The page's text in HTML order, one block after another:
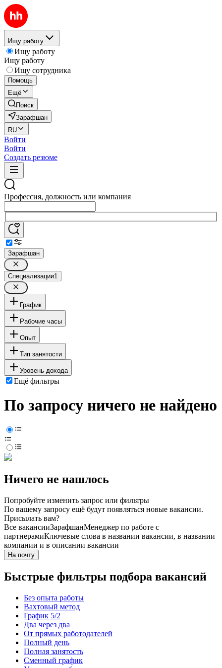
Ищу работу
Ищу работу
Ищу работу
Ищу сотрудника
Помощь
Ещё
Поиск
Зарафшан
RU
Войти
Войти
Создать резюме
Профессия, должность или компания
Зарафшан
Специализации1
График
Рабочие часы
Опыт
Тип занятости
Уровень дохода
Ещё фильтры
По запросу ничего не найдено
Ничего не нашлось
Попробуйте изменить запрос или фильтры
По вашему запросу ещё будут появляться новые вакансии.
Присылать вам?
Все вакансииЗарафшанМенеджер по работе с
партнерамиКлючевые слова в названии вакансии, в названии
компании и в описании вакансии
На почту
Быстрые фильтры подбора вакансий
Без опыта работы
Вахтовый метод
График 5/2
Два через два
От прямых работодателей
Полный день
Полная занятость
Сменный график